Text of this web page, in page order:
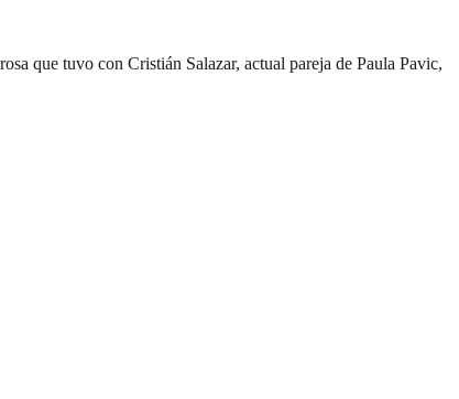
que tuvo con Cristián Salazar, actual pareja de Paula Pavic,